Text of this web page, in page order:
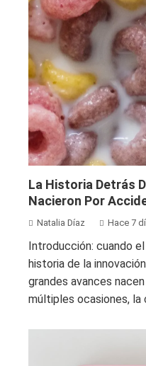
La Historia Detrás
Nacieron Por
Natalia Díaz Hace 7
Introducción: cuando
historia de la
grandes avances
múltiples ocasiones, la